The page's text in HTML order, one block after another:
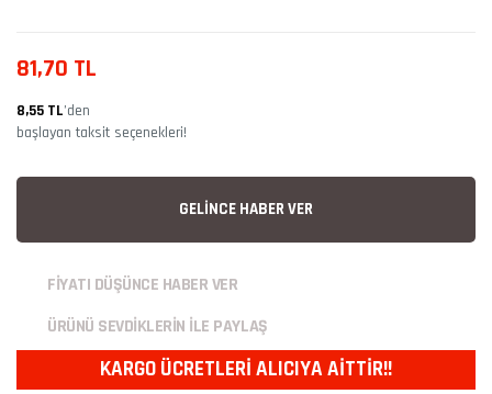
81,70 TL
8,55 TL’den
başlayan taksit seçenekleri!
GELİNCE HABER VER
FİYATI DÜŞÜNCE HABER VER
ÜRÜNÜ SEVDİKLERİN İLE PAYLAŞ
KARGO ÜCRETLERİ ALICIYA AİTTİR!!